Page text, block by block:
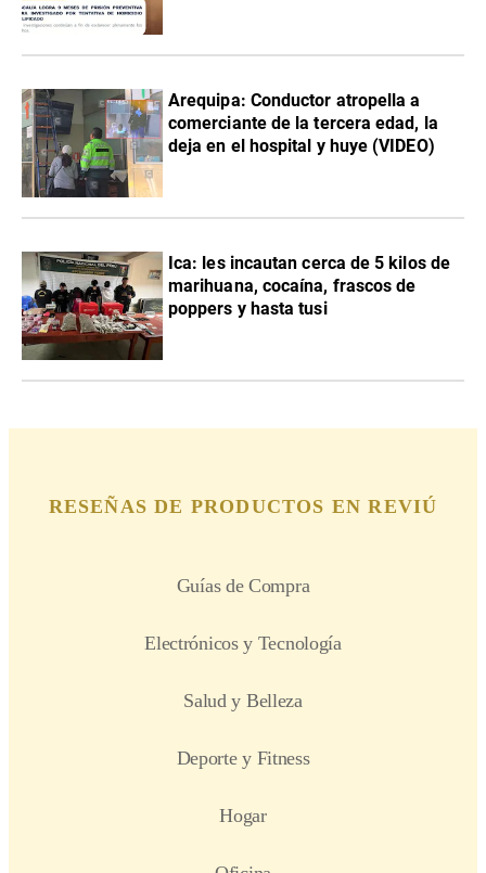
Arequipa: Conductor atropella a
comerciante de la tercera edad, la
deja en el hospital y huye (VIDEO)
Ica: les incautan cerca de 5 kilos de
marihuana, cocaína, frascos de
poppers y hasta tusi